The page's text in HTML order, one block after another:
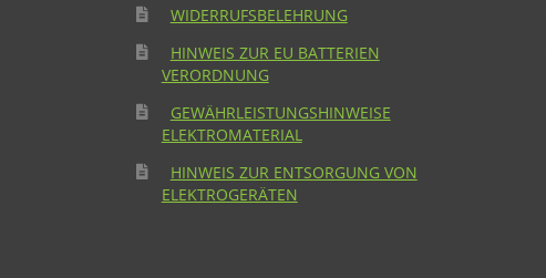
WIDERRUFSBELEHRUNG
HINWEIS ZUR EU BATTERIEN
VERORDNUNG
GEWÄHRLEISTUNGSHINWEISE
ELEKTROMATERIAL
HINWEIS ZUR ENTSORGUNG VON
ELEKTROGERÄTEN